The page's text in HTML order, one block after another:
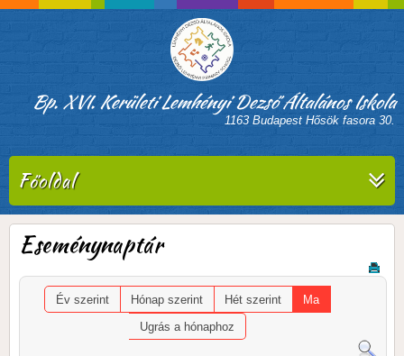
Bp. XVI. Kerületi Lemhényi Dezső Általános Iskola
1163 Budapest Hősök fasora 30.
Főoldal
Eseménynaptár
Év szerint Hónap szerint Hét szerint
Ma
Ugrás a hónaphoz